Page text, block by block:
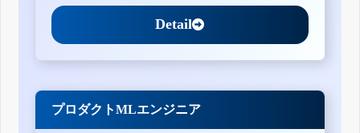
Detail
プロダクトMLエンジニア